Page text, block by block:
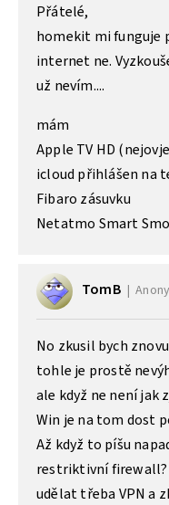
Přátelé,
homekit mi funguje
internet ne.
už nevím....
mám
Apple TV HD
icloud přihlášen na
Fibaro zásuvku
Netatmo Smart
TomB
No zkusil bych
tohle je prostě
ale když ne není jak
Win je na tom dost
Až když to píšu
restriktivní
udělat třeba VPN a